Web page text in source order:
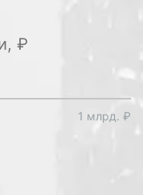
₽
1 млрд. ₽